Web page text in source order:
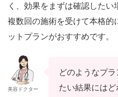
く、効果をまずは確認したい
複数回の施術を受けて本格的
ットプランがおすすめです。
美容ドクター
どのようなプ
たい結果には